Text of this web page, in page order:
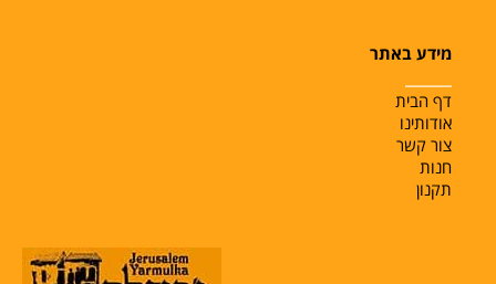
מידע באתר
דף הבית
אודותינו
צור קשר
חנות
תקנון